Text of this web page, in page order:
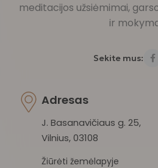
meditacijos užsiėmimai,
ir
Sekite mus:
Adresas
J. Basanavičiaus g. 25,
Vilnius, 03108
Žiūrėti žemėlapyje